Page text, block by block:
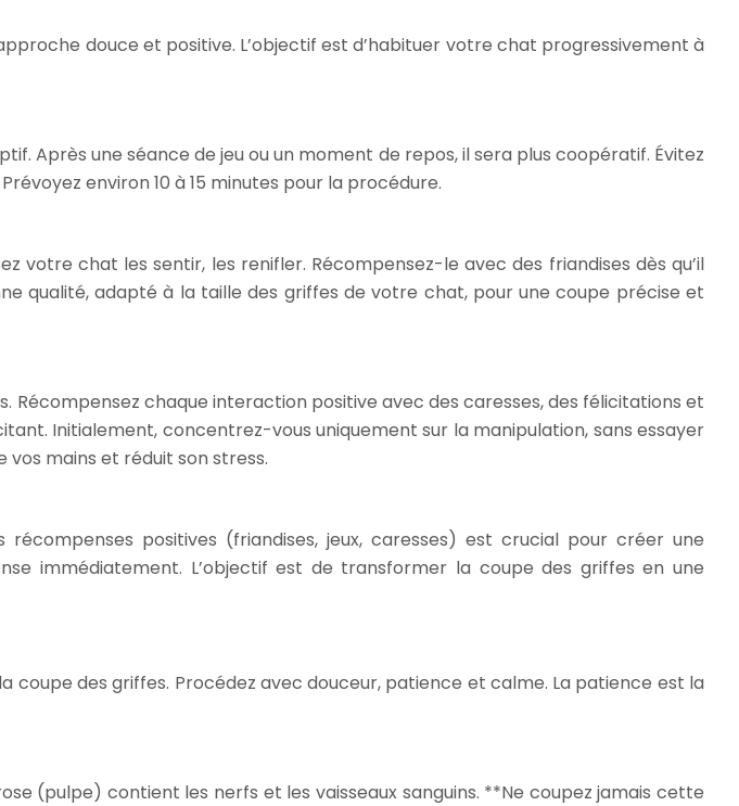
douce et positive. L’objectif est d’habituer votre chat progressivement à
Après une séance de jeu ou un moment de repos, il sera plus coopératif. Évitez
environ 10 à 15 minutes pour la procédure.
votre chat les sentir, les renifler. Récompensez-le avec des friandises dès qu’il
qualité, adapté à la taille des griffes de votre chat, pour une coupe précise et
chaque interaction positive avec des caresses, des félicitations et
Initialement, concentrez-vous uniquement sur la manipulation, sans essayer
mains et réduit son stress.
positives (friandises, jeux, caresses) est crucial pour créer une
immédiatement. L’objectif est de transformer la coupe des griffes en une
des griffes. Procédez avec douceur, patience et calme. La patience est la
(pulpe) contient les nerfs et les vaisseaux sanguins. **Ne coupez jamais cette